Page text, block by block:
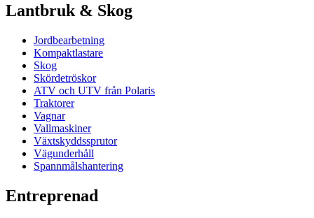
Lantbruk & Skog
Jordbearbetning
Kompaktlastare
Skog
Skördetröskor
ATV och UTV från Polaris
Traktorer
Vagnar
Vallmaskiner
Växtskyddssprutor
Vägunderhåll
Spannmålshantering
Entreprenad